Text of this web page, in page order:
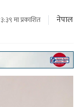
मा प्रकाशित नेपाल